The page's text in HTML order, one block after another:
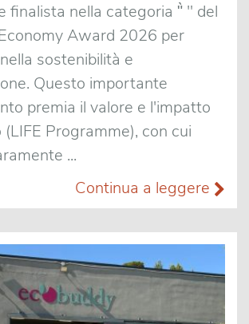
finalista nella categoria "̀ " del
Award 2026 per
sostenibilità e
Questo importante
premia il valore e l'impatto
Programme), con cui
...
Continua a leggere